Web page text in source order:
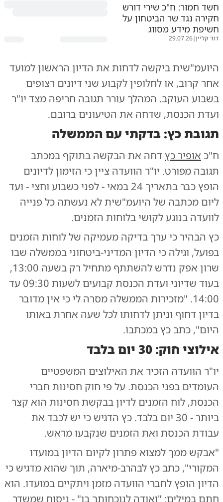
חשד חמור: ח"כ שירי דורש
חקירה נגד שר הביטחון על
חשיפת מידע מסווג
דוד קליין|
29.07.26
היועמ"שית ביקשה לדחות את הדיון הראשון למועד
אחר קרוב, או לחלופין לקבוע שני דיונים רצופים
בשבוע העוקב. המהלך עורר תגובה חריפה מצד יו"ר
ועדת הכנסת, שדחה את הטיעונים ברובם.
תגובת כץ: בדקתי עם הממשלה
ח"כ אופיר כץ דחה את הבקשה בתוקף במכתב
תגובה מפורט. יו"ר הוועדה ציין כי הזימון לדיונים
הופץ כבר בתאריך 24 במאי - לפני כשבוע וחצי - ועד
ליום מכתבה של היועמ"שית לא נעשתה כל פנייה
לוועדה בנוגע לקושי בלוחות הזמנים.
כץ הבהיר כי ערך בדיקה מעמיקה של לוחות הזמנים
בפועל, וגילה כי הדיון המדיני-ביטחוני בממשלה שבו
שרון אפק נדרש להשתתף מתחיל רק בשעה 13:00,
בעוד שדיוני ועדת הכנסת קבועים לשעות 09:30 עד
14:00. "מזכירות הממשלה מסרה לי כי אין מדובר
בדיון דחוף וניתן לדחותו לכל שעה אחרת באותו
היום", כתב כץ במכתבו.
אילוצי חוק: 30 יום בלבד
יו"ר הוועדה הזכיר את האילוצים המשפטיים
העומדים בפני הכנסת. על פי חוק חסינות חברי
הכנסת, לוח הזמנים לדיון בבקשת חסינות הוא קצר
ביותר - 30 יום בלבד. כץ הדגיש כי יש לכבד את
עבודת הכנסת ואת הזמנים שנקבעו מראש.
"אבקש ממך למצוא פתרון לקיום הדיון במועדו
המקורי", כתב כץ לבהרב-מיארה, תוך שהוא מדגיש כי
הדיון הופץ לחברי הוועדה מזמן ויתקיים במועדו. הוא
חתם במילים: "ואודה לנוכחותך בו" - ניסוח שמשדר